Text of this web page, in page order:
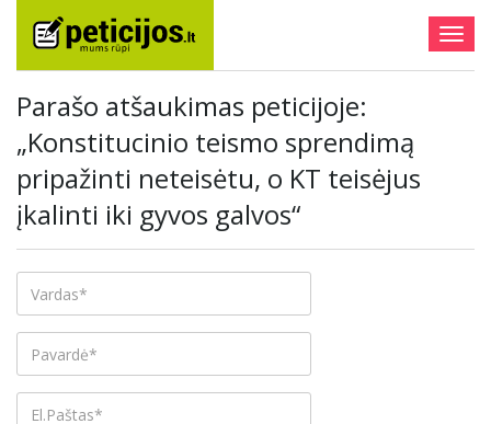
Parašo atšaukimas peticijoje:
„Konstitucinio teismo sprendimą
pripažinti neteisėtu, o KT teisėjus
įkalinti iki gyvos galvos“